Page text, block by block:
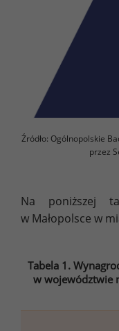
Źródło: Ogólnopolskie
przez
Na poniższej
w Małopolsce w
Tabela 1.
w województwie